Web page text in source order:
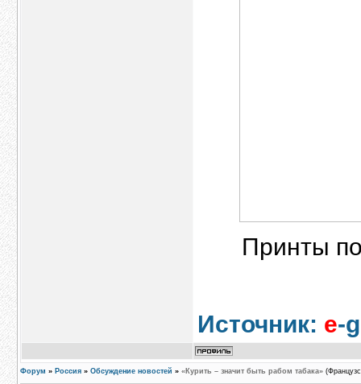
Принты
Источник: e-
Форум » Россия » Обсуждение новостей » «Курить – значит быть рабом табака»